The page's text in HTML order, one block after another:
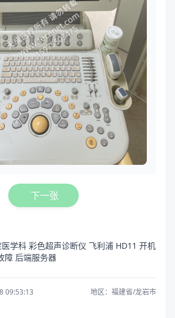
下一张
学科 彩色超声诊断仪 飞利浦 HD11 开机
障 后端服务器
09:53:13 地区：福建省/龙岩市